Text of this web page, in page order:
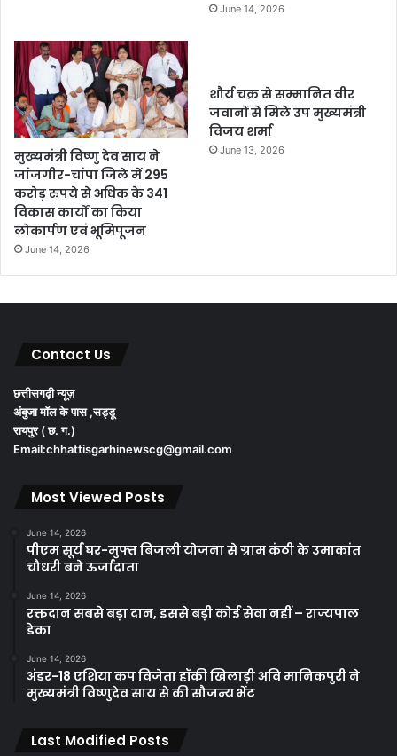
June 14, 2026
मुख्यमंत्री विष्णु देव साय ने
जांजगीर-चांपा जिले में 295
करोड़ रुपये से अधिक के 341
विकास कार्यों का किया
लोकार्पण एवं भूमिपूजन
June 14, 2026
शौर्य चक्र से सम्मानित वीर
जवानों से मिले उप मुख्यमंत्री
विजय शर्मा
June 13, 2026
Contact Us
छत्तीसगढ़ी न्यूज़
अंबुजा मॉल के पास ,सड्डू
रायपुर ( छ. ग.)
Email:chhattisgarhinewscg@gmail.com
Most Viewed Posts
June 14, 2026
पीएम सूर्य घर-मुफ्त बिजली योजना से ग्राम कंठी के उमाकांत
चौधरी बने ऊर्जादाता
June 14, 2026
रक्तदान सबसे बड़ा दान, इससे बड़ी कोई सेवा नहीं – राज्यपाल
डेका
June 14, 2026
अंडर-18 एशिया कप विजेता हॉकी खिलाड़ी अवि मानिकपुरी ने
मुख्यमंत्री विष्णुदेव साय से की सौजन्य भेंट
Last Modified Posts